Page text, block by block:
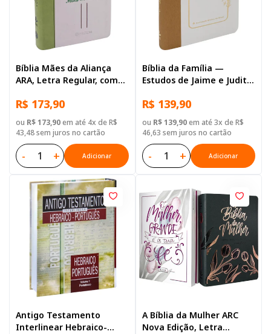
Bíblia Mães da Aliança
ARA, Letra Regular, com
Sintético Verde e Bege
R$ 173,90
ou R$ 173,90em até 4x de R$
43,48 sem juros no cartão
- + Adicionar
Bíblia da Família —
Estudos de Jaime e Judith
com espaço para
anotação, com mapa,
Capa Couro Sintético
R$ 139,90
ou R$ 139,90em até 3x de R$
46,63 sem juros no cartão
- + Adicionar
Antigo Testamento
Interlinear Hebraico-
A Bíblia da Mulher ARC
Nova Edição, Letra